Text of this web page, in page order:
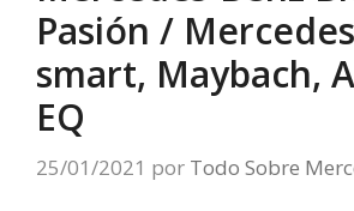
Pasión /
smart, Maybach,
EQ
25/01/2021 por Todo Sobre